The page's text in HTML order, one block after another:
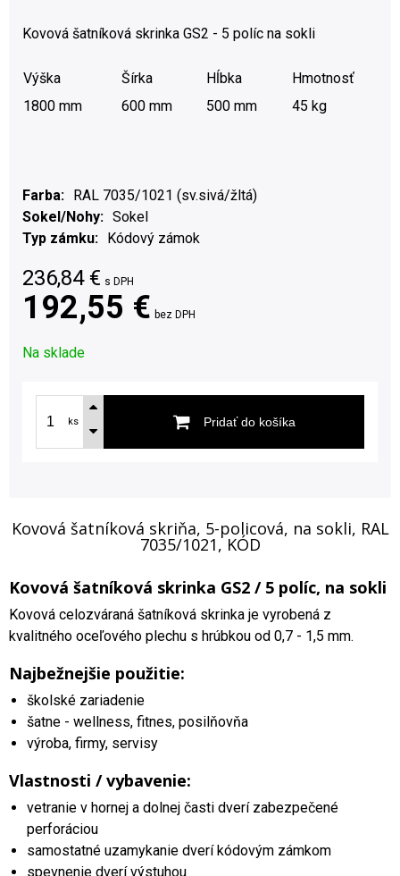
Kovová šatníková skrinka GS2 - 5 políc na sokli
Výška Šírka Hĺbka
Hmotnosť
1800 mm
600 mm 500 mm 45 kg
Farba
RAL 7035/1021 (sv.sivá/žltá)
Sokel/Nohy
Sokel
Typ zámku
Kódový zámok
236,84 € s DPH
192,55 € bez DPH
Na sklade
ks Pridať do košíka
Kovová šatníková skriňa, 5-policová, na sokli, RAL
7035/1021, KÓD
Kovová šatníková skrinka GS2 / 5 políc, na sokli
Kovová celozváraná šatníková skrinka je vyrobená z
kvalitného oceľového plechu s hrúbkou od 0,7 - 1,5 mm.
Najbežnejšie použitie:
školské zariadenie
šatne - wellness, fitnes, posilňovňa
výroba, firmy, servisy
Vlastnosti / vybavenie:
vetranie v hornej a dolnej časti dverí zabezpečené
perforáciou
samostatné uzamykanie dverí kódovým zámkom
spevnenie dverí výstuhou